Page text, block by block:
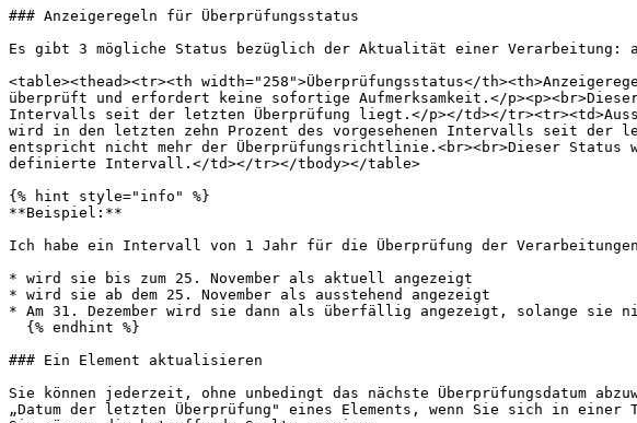
### Anzeigeregeln für Überprüfungsstatus
Es gibt 3 mögliche Status bezüglich der Aktualität einer Verarbeitung:
<table><thead><tr><th width="258">Überprüfungsstatus</
überprüft und erfordert keine sofortige Aufmerksamkeit.</
Intervalls seit der letzten Überprüfung liegt.</p></td></
wird in den letzten zehn Prozent des vorgesehenen Intervalls seit der
entspricht nicht mehr der Überprüfungsrichtlinie.<br><br>Dieser Status
definierte Intervall.</td></tr></tbody></table>
{% hint style="info" %}
**Beispiel:**
Ich habe ein Intervall von 1 Jahr für die Überprüfung der
* wird sie bis zum 25. November als aktuell angezeigt
* wird sie ab dem 25. November als ausstehend angezeigt
* Am 31. Dezember wird sie dann als überfällig angezeigt, solange sie
### Ein Element aktualisieren
Sie können jederzeit, ohne unbedingt das nächste Überprüfungsdatum
„Datum der letzten Überprüfung" eines Elements, wenn Sie sich in